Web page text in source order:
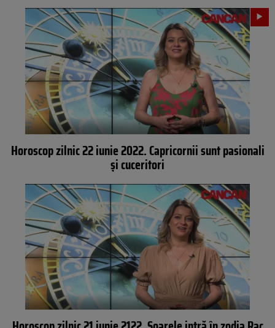
Horoscop zilnic 22 iunie 2022. Capricornii sunt pasionali
și cuceritori